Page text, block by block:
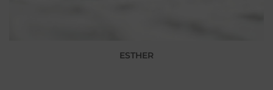
ESTHER